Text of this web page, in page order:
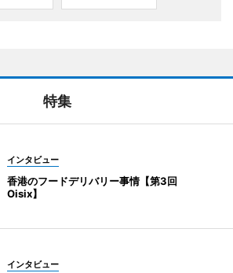
特集
インタビュー
香港のフードデリバリー事情【第3回
Oisix】
インタビュー